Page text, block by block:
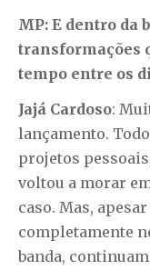
MP: E dentro da
transformações
tempo entre os
Jajá Cardoso:
lançamento.
projetos
voltou a morar
caso. Mas,
completamente
banda,